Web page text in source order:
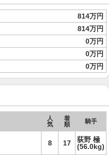
814万円
814万円
0万円
0万円
0万円
人
気
着
順
騎手
8 17
荻野 極
(56.0kg)